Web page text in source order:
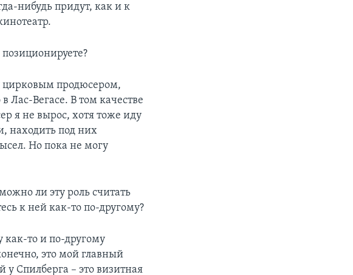
нибудь придут, как и к
цирковым продюсером,
Лас-Вегасе. В том качестве
я не вырос, хотя тоже иду
находить под них
Но пока не могу
ли эту роль считать
к ней как-то по-другому?
как-то и по-другому
это мой главный
у Спилберга – это визитная